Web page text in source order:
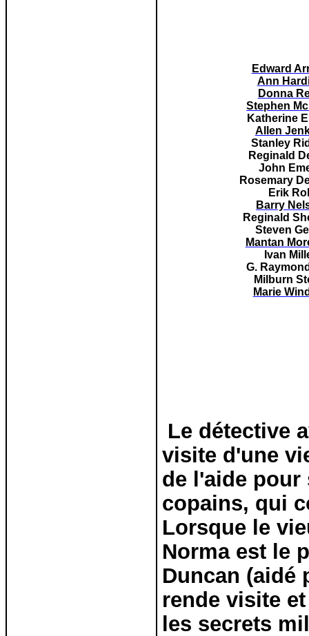
Edward
Ann
Donna
Stephen
Katherine
Allen
Stanley
Reginald
John
Rosemary
Erik
Barry
Reginald
Steven
Mantan
Ivan
G.
Milburn
Marie
Le détective
visite d'une
de l'aide pour
copains, qui
Lorsque le
Norma est le
Duncan (aidé
rende visite
les secrets